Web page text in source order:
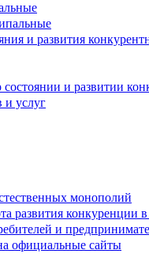
и развития
состоянии и развитии
и услуг
монополий
развития конкуренции
и
официальные сайты